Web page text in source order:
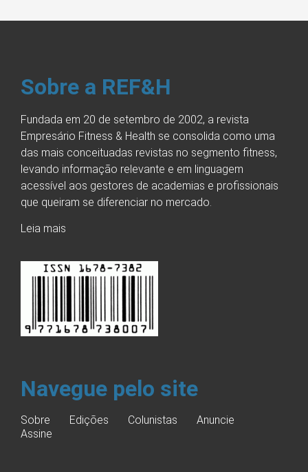
Sobre a REF&H
Fundada em 20 de setembro de 2002, a revista
Empresário Fitness & Health se consolida como uma
das mais conceituadas revistas no segmento fitness,
levando informação relevante e em linguagem
acessível aos gestores de academias e profissionais
que queiram se diferenciar no mercado.
Leia mais
Navegue pelo site
Sobre Edições Colunistas
Anuncie
Assine